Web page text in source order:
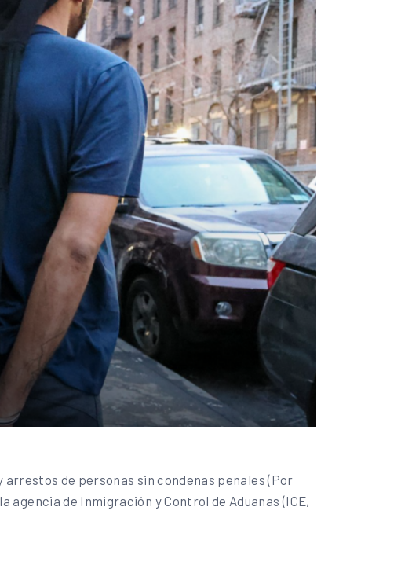
de personas sin condenas penales (Por
agencia de Inmigración y Control de Aduanas (ICE,